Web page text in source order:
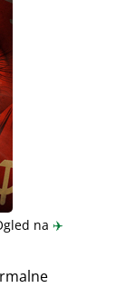
na ✈️